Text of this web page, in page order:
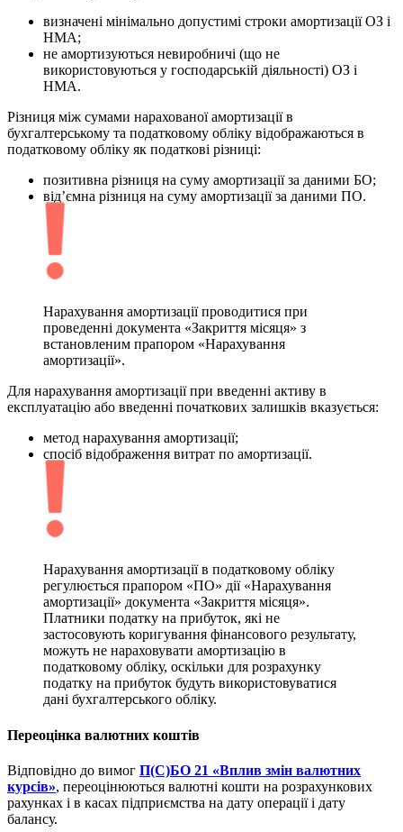
визначені мінімально допустимі строки амортизації ОЗ і
НМА;
не амортизуються невиробничі (що не
використовуються у господарській діяльності) ОЗ і
НМА.
Різниця між сумами нарахованої амортизації в
бухгалтерському та податковому обліку відображаються в
податковому обліку як податкові різниці:
позитивна різниця на суму амортизації за даними БО;
від’ємна різниця на суму амортизації за даними ПО.
Нарахування амортизації проводитися при
проведенні документа «Закриття місяця» з
встановленим прапором «Нарахування
амортизації».
Для нарахування амортизації при введенні активу в
експлуатацію або введенні початкових залишків вказується:
метод нарахування амортизації;
спосіб відображення витрат по амортизації.
Нарахування амортизації в податковому обліку
регулюється прапором «ПО» дії «Нарахування
амортизації» документа «Закриття місяця».
Платники податку на прибуток, які не
застосовують коригування фінансового результату,
можуть не нараховувати амортизацію в
податковому обліку, оскільки для розрахунку
податку на прибуток будуть використовуватися
дані бухгалтерського обліку.
Переоцінка валютних коштів
Відповідно до вимог П(С)БО 21 «Вплив змін валютних
курсів», переоцінюються валютні кошти на розрахункових
рахунках і в касах підприємства на дату операції і дату
балансу.